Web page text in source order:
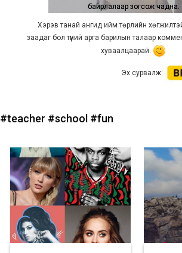
байрлалаар зогсож чадна.
байрлалаар зогсож чадна.
Хэрэв танай ангид ийм төрлийн
заадаг бол түүний арга барилын талаар
хуваалцаарай.
Эх сурвалж:
#teacher #school #fun